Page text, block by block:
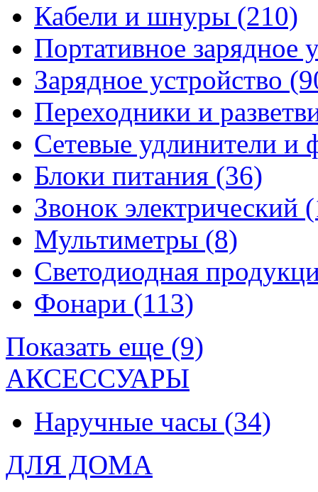
Кабели и шнуры (210)
Портативное зарядное
Зарядное устройство
Переходники и
Сетевые удлинители и
Блоки питания (36)
Звонок электрический
Мультиметры (8)
Светодиодная
Фонари (113)
Показать еще (9)
АКСЕССУАРЫ
Наручные часы (34)
ДЛЯ ДОМА